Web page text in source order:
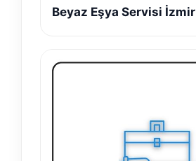
Beyaz Eşya Servisi İzmir